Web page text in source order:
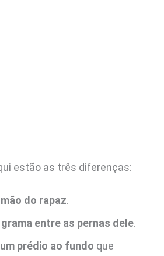
estão as três diferenças:
mão do rapaz.
grama entre as pernas dele.
prédio ao fundo que